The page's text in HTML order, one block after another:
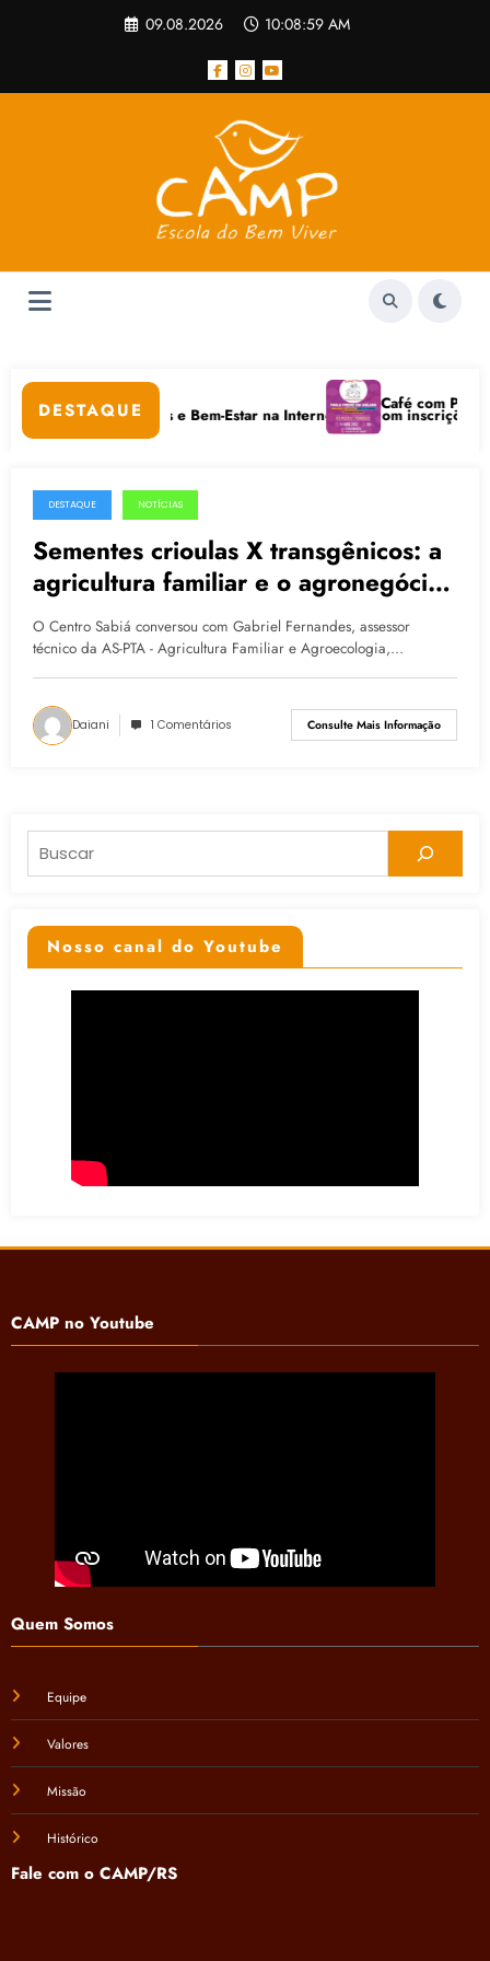
09.08.2026 10:08:59 AM
DESTAQUE
Cuidados Digitais e Bem-Estar na Internet está com inscrições
Café com Paulo
11.02.2015
DESTAQUE NOTÍCIAS
Sementes crioulas X transgênicos: a
agricultura familiar e o agronegócio
nos próximos quatro anos
O Centro Sabiá conversou com Gabriel Fernandes, assessor
técnico da AS-PTA - Agricultura Familiar e Agroecologia,…
Daiani 1 Comentários Consulte Mais Informação
Pesquisar
Nosso canal do Youtube
CAMP no Youtube
Quem Somos
Equipe
Valores
Missão
Histórico
Fale com o CAMP/RS